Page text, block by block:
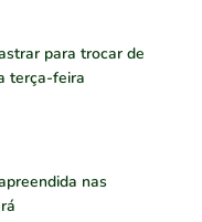
para trocar de
terça-feira
nas